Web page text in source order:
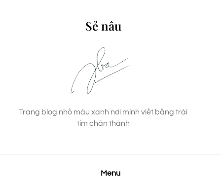
Sẻ nâu
Trang blog nhỏ màu xanh nơi mình viết bằng trái
tim chân thành
Menu